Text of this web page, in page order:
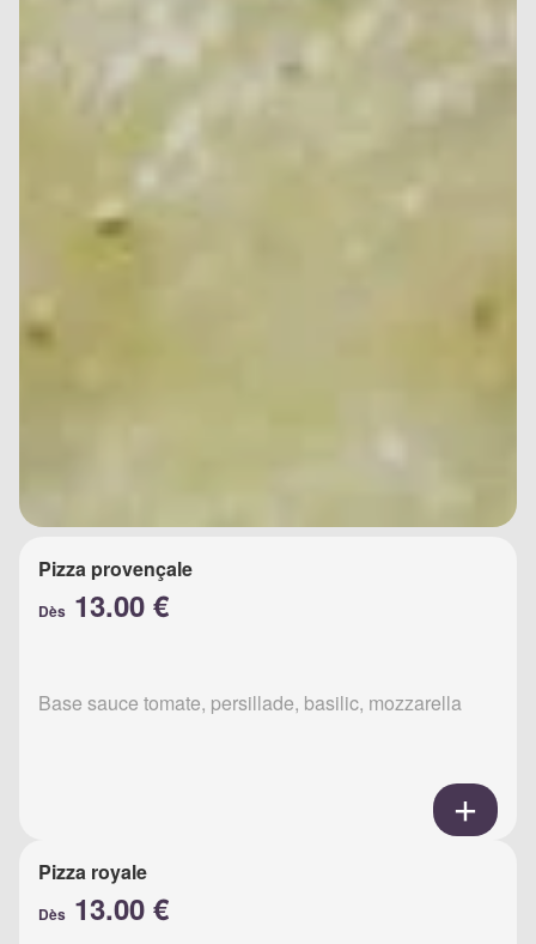
Pizza provençale
Dès 13.00 €
Base sauce tomate, persillade, basilic, mozzarella
Pizza royale
Dès 13.00 €